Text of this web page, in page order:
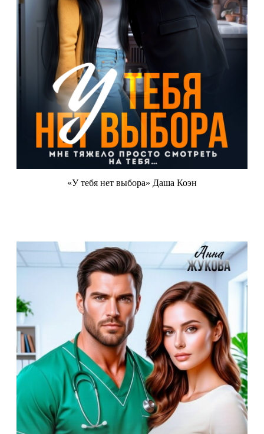
«У тебя нет выбора» Даша Коэн